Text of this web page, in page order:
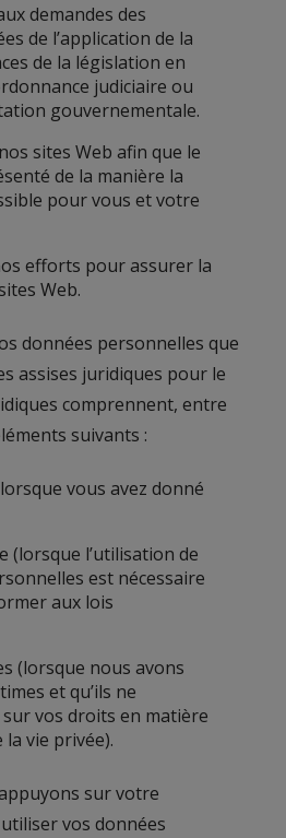
demandes des
de l’application de la
de la législation en
judiciaire ou
gouvernementale.
sites Web afin que le
de la manière la
pour vous et votre
efforts pour assurer la
Web.
données personnelles que
assises juridiques pour le
comprennent, entre
suivants :
vous avez donné
(lorsque l’utilisation de
est nécessaire
aux lois
(lorsque nous avons
et qu’ils ne
vos droits en matière
vie privée).
sur votre
vos données